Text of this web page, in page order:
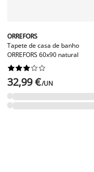
ORREFORS
Tapete de casa de banho
ORREFORS 60x90 natural






32,99 €/UN